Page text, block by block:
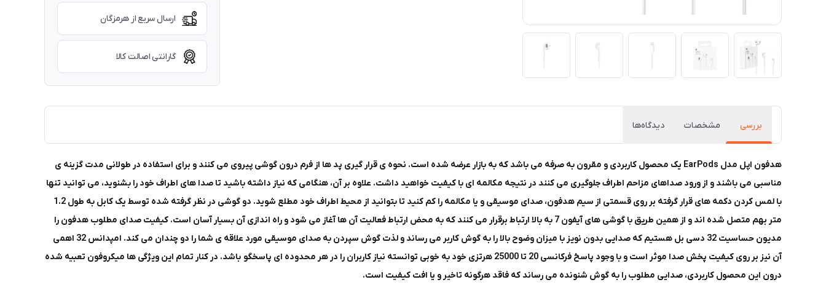
ارسال سریع از هرمزگان
گارانتی اصالت کالا
بررسی مشخصات دیدگاه‌ها
هدفون اپل مدل EarPods یک محصول کاربردی و مقرون به صرفه می باشد که به بازار عرضه شده است. نحوه ی قرار گیری پد ها از فرم درون گوشی پیروی می کنند و برای استفاده در طولانی مدت گزینه ی
مناسبی می باشند و از ورود صداهای مزاحم اطراف جلوگیری می کنند در نتیجه مکالمه ای با کیفیت خواهید داشت. علاوه بر آن، هنگامی که نیاز داشته باشید تا صدا های اطراف خود را بشنوید، می توانید تنها
با لمس کردن دکمه های قرار گرفته بر روی قسمتی از سیم هدفون، صدای موسیقی و یا مکالمه را کم کنید تا بتوانید از محیط اطراف خود مطلع شوید. دو گوشی در نظر گرفته شده توسط یک کابل به طول 1.2
متر بهم متصل شده اند و از همین طریق با گوشی های آیفون 7 به بالا ارتباط برقرار می کنند که به محض ارتباط فعالیت آن ها آغاز می شود و راه اندازی آن بسیار آسان است. کیفیت صدای مطلوب هدفون را
مدیون حساسیت 32 دسی بل هستیم که صدایی بدون نویز با میزان وضوح بالا را به گوش کاربر می رساند و لذت گوش سپردن به صدای موسیقی مورد علاقه ی شما را دو چندان می کند. امپدانس 32 اهمی
آن نیز بر روی کیفیت پخش صدا موثر است و با وجود پاسخ فرکانسی 20 تا 25000 هرتزی خود به خوبی توانسته نیاز کاربران را در هر محدوده ای پاسخگو باشد. در کنار تمام این ویژگی ها میکروفون تعبیه شده
درون این محصول کاربردی، صدایی مطلوب را به گوش شنونده می رساند که فاقد هرگونه تاخیر و یا افت کیفیت است.